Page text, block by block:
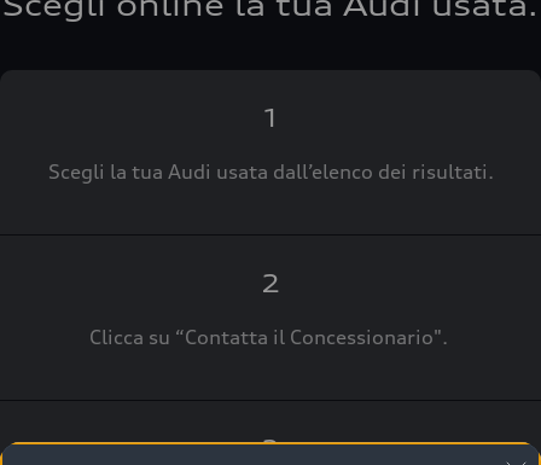
1
Scegli la tua Audi usata dall’elenco dei risultati.
2
Clicca su “Contatta il Concessionario".
3